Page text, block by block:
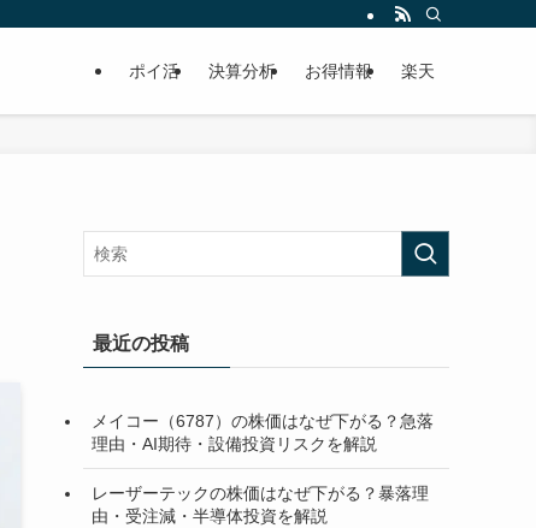
ポイ活 決算分析 お得情報 楽天
最近の投稿
メイコー（6787）の株価はなぜ下がる？急落
理由・AI期待・設備投資リスクを解説
レーザーテックの株価はなぜ下がる？暴落理
由・受注減・半導体投資を解説